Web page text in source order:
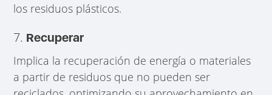
los residuos plásticos.
7. Recuperar
Implica la recuperación de energía o materiales
a partir de residuos que no pueden ser